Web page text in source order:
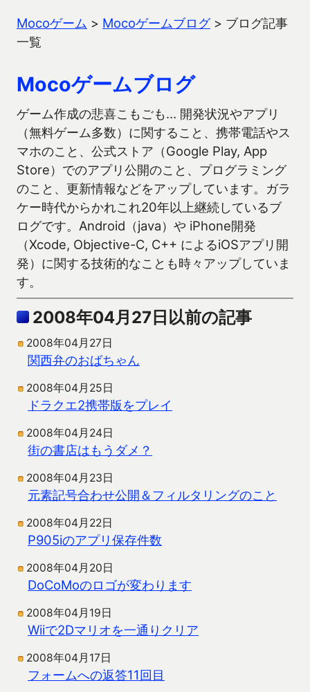
Mocoゲーム > Mocoゲームブログ> ブログ記事
一覧
Mocoゲームブログ
ゲーム作成の悲喜こもごも… 開発状況やアプリ
（無料ゲーム多数）に関すること、携帯電話やス
マホのこと、公式ストア（Google Play, App
Store）でのアプリ公開のこと、プログラミング
のこと、更新情報などをアップしています。ガラ
ケー時代からかれこれ20年以上継続しているブ
ログです。Android（java）や iPhone開発
（Xcode, Objective-C, C++ によるiOSアプリ開
発）に関する技術的なことも時々アップしていま
す。
2008年04月27日以前の記事
2008年04月27日
関西弁のおばちゃん
2008年04月25日
ドラクエ2携帯版をプレイ
2008年04月24日
街の書店はもうダメ？
2008年04月23日
元素記号合わせ公開＆フィルタリングのこと
2008年04月22日
P905iのアプリ保存件数
2008年04月20日
DoCoMoのロゴが変わります
2008年04月19日
Wiiで2Dマリオを一通りクリア
2008年04月17日
フォームへの返答11回目